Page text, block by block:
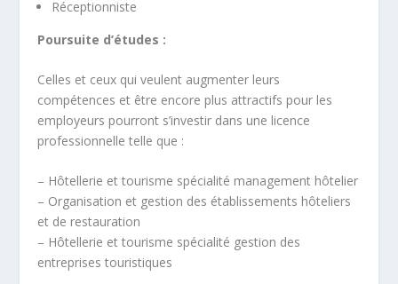
Réceptionniste
Poursuite d’études :
Celles et ceux qui veulent augmenter leurs
compétences et être encore plus attractifs pour les
employeurs pourront s’investir dans une licence
professionnelle telle que :
– Hôtellerie et tourisme spécialité management hôtelier
– Organisation et gestion des établissements hôteliers
et de restauration
– Hôtellerie et tourisme spécialité gestion des
entreprises touristiques